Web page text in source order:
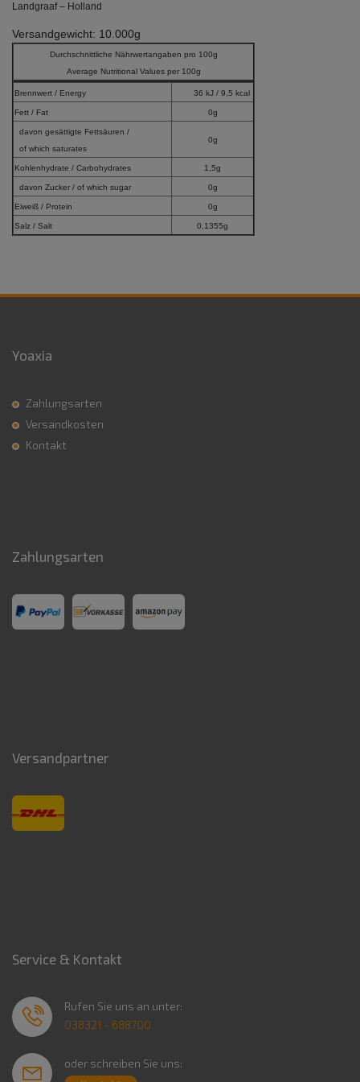
Landgraaf – Holland
Versandgewicht: 10.000g
Durchschnittliche Nährwertangaben pro 100g
Average Nutritional Values per 100g
Brennwert / Energy 36 kJ / 9,5 kcal
Fett / Fat 0g
davon gesättigte Fettsäuren /
of which saturates
0g
Kohlenhydrate / Carbohydrates 1,5g
davon Zucker / of which sugar 0g
Eiweiß / Protein 0g
Salz / Salt 0,1355g
Yoaxia
Zahlungsarten
Versandkosten
Kontakt
Zahlungsarten
Versandpartner
Service & Kontakt
Rufen Sie uns an unter:
038321 - 688700
oder schreiben Sie uns: